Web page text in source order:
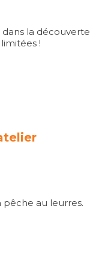
la découverte
!
pêche au leurres.